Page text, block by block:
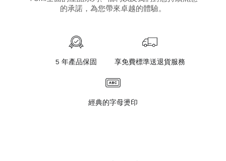
的承諾，為您帶來卓越的體驗。
5 年產品保固 享免費標準送退貨服務
經典的字母燙印